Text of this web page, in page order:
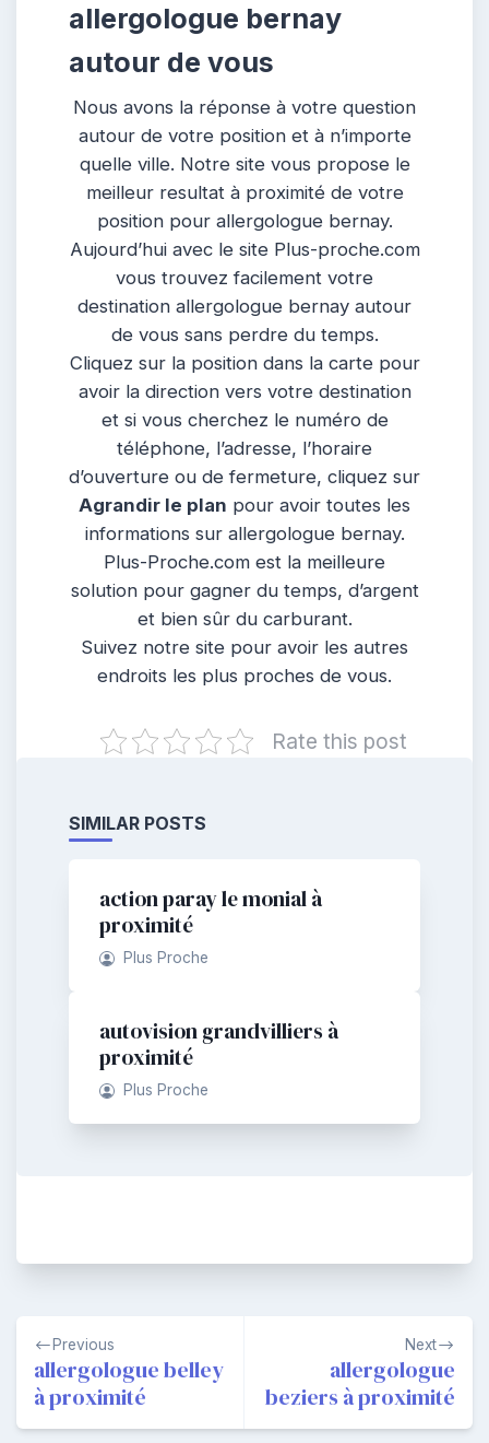
allergologue bernay
autour de vous
Nous avons la réponse à votre question
autour de votre position et à n’importe
quelle ville. Notre site vous propose le
meilleur resultat à proximité de votre
position pour allergologue bernay.
Aujourd’hui avec le site Plus-proche.com
vous trouvez facilement votre
destination allergologue bernay autour
de vous sans perdre du temps.
Cliquez sur la position dans la carte pour
avoir la direction vers votre destination
et si vous cherchez le numéro de
téléphone, l’adresse, l’horaire
d’ouverture ou de fermeture, cliquez sur
Agrandir le plan pour avoir toutes les
informations sur allergologue bernay.
Plus-Proche.com est la meilleure
solution pour gagner du temps, d’argent
et bien sûr du carburant.
Suivez notre site pour avoir les autres
endroits les plus proches de vous.
Rate this post
SIMILAR POSTS
action paray le monial à
proximité
Plus Proche
autovision grandvilliers à
proximité
Plus Proche
Navigation
de
l’article
Previous
allergologue belley
à proximité
Next
allergologue
beziers à proximité